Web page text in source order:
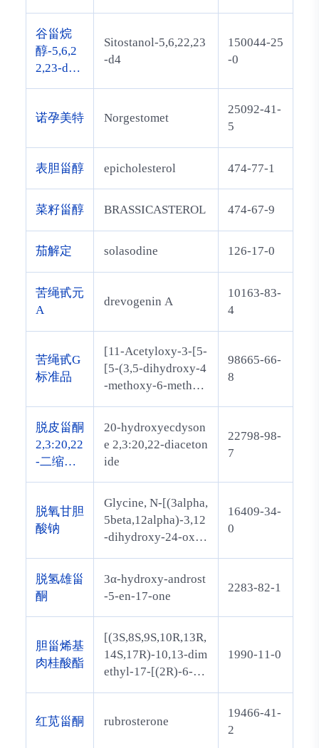
谷甾烷
醇-5,6,2
2,23-d<s
Sitostanol-5,6,22,23
-d4
150044-25
-0
诺孕美特 Norgestomet
25092-41-
5
表胆甾醇 epicholesterol 474-77-1
菜籽甾醇 BRASSICASTEROL 474-67-9
茄解定 solasodine 126-17-0
苦绳甙元
A
drevogenin A
10163-83-
4
苦绳甙G
标准品
[11-Acetyloxy-3-[5-
[5-(3,5-dihydroxy-4
-methoxy-6-methylo
hoxy-6-methyloxan-
2-yl]oxy-4-methoxy
-6-methyloxan-2-yl]
0,13-dimethyl-1,2,3,
4,7,8,9,11,12,15,16,
17-dodecahydrocycl
openta[a]phenanthr
en-12-yl] 3-methylb
utanoate
98665-66-
8
脱皮甾酮
2,3:20,22
-二缩丙
20-hydroxyecdyson
e 2,3:20,22-diaceton
ide
22798-98-
7
脱氧甘胆
酸钠
Glycine, N-[(3alpha,
5beta,12alpha)-3,12
-dihydroxy-24-oxoc
m salt (1:1)
16409-34-
0
脱氢雄甾
酮
3α-hydroxy-androst
-5-en-17-one
2283-82-1
胆甾烯基
肉桂酸酯
[(3S,8S,9S,10R,13R,
14S,17R)-10,13-dim
ethyl-17-[(2R)-6-me
5,16,17-dodecahydr
1990-11-0
红苋甾酮 rubrosterone
19466-41-
2